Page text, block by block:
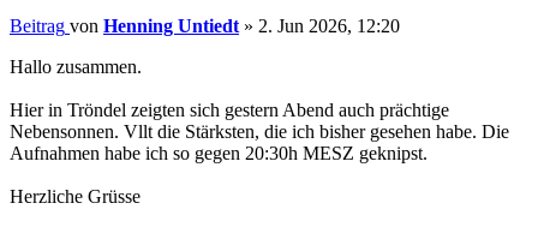
Beitrag von Henning Untiedt » 2. Jun 2026, 12:20
Hallo zusammen.
Hier in Tröndel zeigten sich gestern Abend auch prächtige
Nebensonnen. Vllt die Stärksten, die ich bisher gesehen habe. Die
Aufnahmen habe ich so gegen 20:30h MESZ geknipst.
Herzliche Grüsse